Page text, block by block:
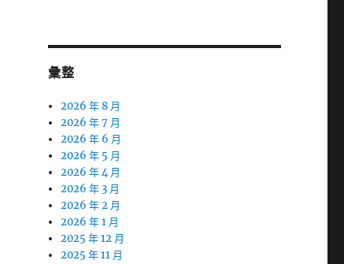
彙整
2026 年 8 月
2026 年 7 月
2026 年 6 月
2026 年 5 月
2026 年 4 月
2026 年 3 月
2026 年 2 月
2026 年 1 月
2025 年 12 月
2025 年 11 月